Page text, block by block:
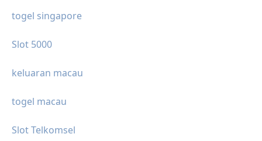
togel singapore
Slot 5000
keluaran macau
togel macau
Slot Telkomsel